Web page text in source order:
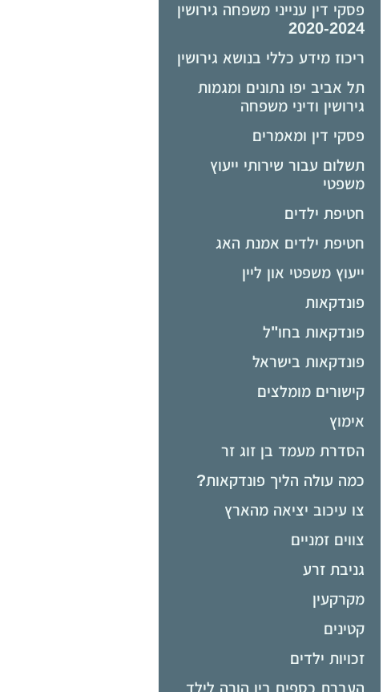
פסקי דין ענייני משפחה גירושין
2020-2024
ריכוז מידע כללי בנושא גירושין
תל אביב יפו נתונים ומגמות
גירושין ודיני משפחה
פסקי דין ומאמרים
תשלום עבור שירותי ייעוץ
משפטי
חטיפת ילדים
חטיפת ילדים אמנת האג
ייעוץ משפטי און ליין
פונדקאות
פונדקאות בחו"ל
פונדקאות בישראל
קישורים מומלצים
אימוץ
הסדרת מעמד בן זוג זר
כמה עולה הליך פונדקאות?
צו עיכוב יציאה מהארץ
צווים זמניים
גניבת זרע
מקרקעין
קטינים
זכויות ילדים
העברת כספים בין הורה לילד